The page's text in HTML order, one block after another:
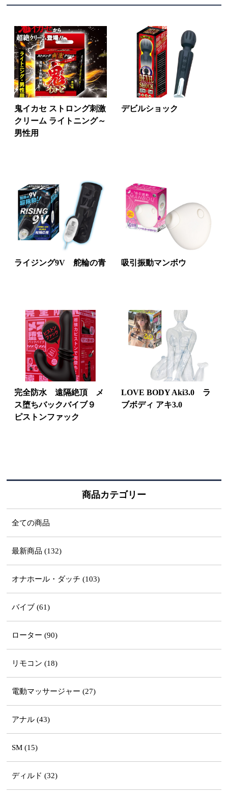
鬼イカセ ストロング刺激
クリーム ライトニング～
男性用
デビルショック
ライジング9V 舵輪の青 吸引振動マンボウ
完全防水 遠隔絶頂 メ
ス堕ちバックバイブ９
ピストンファック
LOVE BODY Aki3.0 ラ
ブボディ アキ3.0
商品カテゴリー
全ての商品
最新商品 (132)
オナホール・ダッチ (103)
バイブ (61)
ローター (90)
リモコン (18)
電動マッサージャー (27)
アナル (43)
SM (15)
ディルド (32)